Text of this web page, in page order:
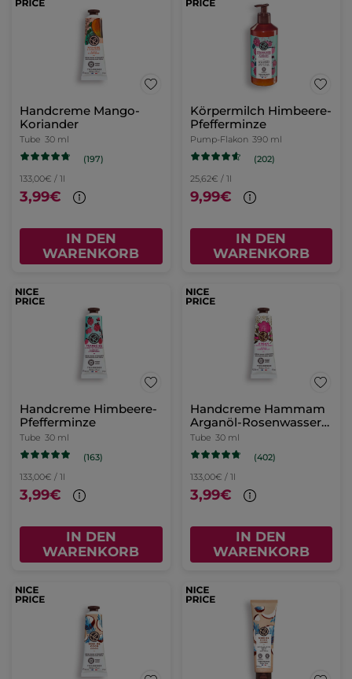
Handcreme Mango-
Koriander
Tube 30 ml
(197)
133,00€ / 1l
3,99€
IN DEN
WARENKORB
Körpermilch Himbeere-
Pfefferminze
Pump-Flakon 390 ml
(202)
25,62€ / 1l
9,99€
IN DEN
WARENKORB
Handcreme Himbeere-
Pfefferminze
Tube 30 ml
(163)
133,00€ / 1l
3,99€
IN DEN
WARENKORB
Handcreme Hammam
Arganöl-Rosenwasser
30 ml
Tube 30 ml
(402)
133,00€ / 1l
3,99€
IN DEN
WARENKORB